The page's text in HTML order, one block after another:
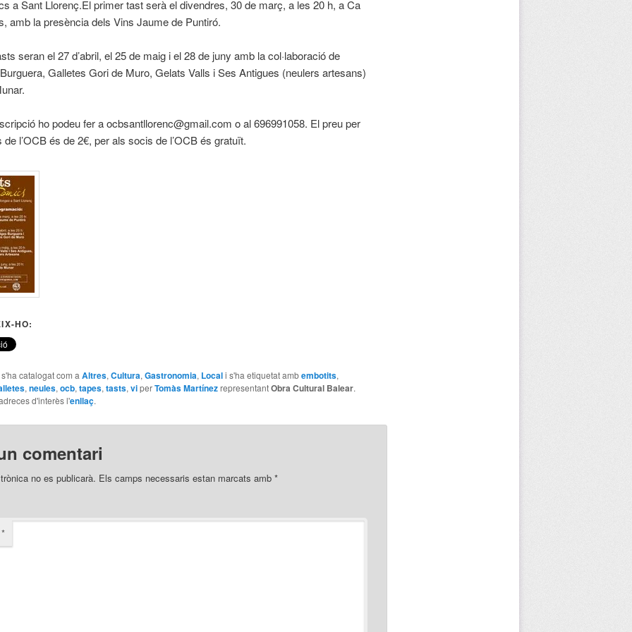
a Sant Llorenç.El primer tast serà el divendres, 30 de març, a les 20 h, a Ca
amb la presència dels Vins Jaume de Puntiró.
seran el 27 d’abril, el 25 de maig i el 28 de juny amb la col·laboració de
Galletes Gori de Muro, Gelats Valls i Ses Antigues (neulers artesans)
ho podeu fer a ocbsantllorenc@gmail.com o al 696991058. El preu per
l’OCB és de 2€, per als socis de l’OCB és gratuït.
HO:
catalogat com a Altres, Cultura, Gastronomia, Locali s'ha etiquetat ambembotits,
, neules, ocb, tapes, tasts, viperTomàs MartínezrepresentantObra Cultural Balear.
d'interès l'enllaç.
comentari
no es publicarà. Els camps necessaris estan marcats amb *
*